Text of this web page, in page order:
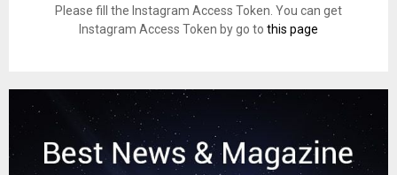
Please fill the Instagram Access Token. You can get
Instagram Access Token by go to this page